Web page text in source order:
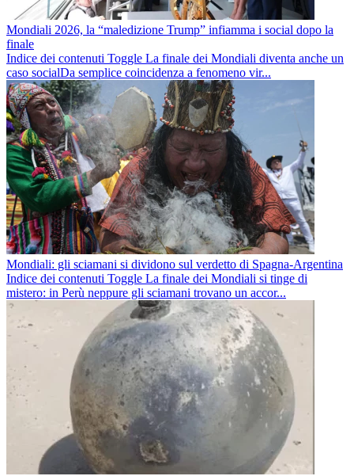
Mondiali 2026, la “maledizione Trump” infiamma i social dopo la
finale
Indice dei contenuti Toggle La finale dei Mondiali diventa anche un
caso socialDa semplice coincidenza a fenomeno vir...
Mondiali: gli sciamani si dividono sul verdetto di Spagna-Argentina
Indice dei contenuti Toggle La finale dei Mondiali si tinge di
mistero: in Perù neppure gli sciamani trovano un accor...